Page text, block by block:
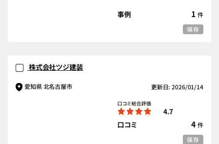
事例 1 件
保存
株式会社ツジ建装
愛知県 北名古屋市 更新日: 2026/01/14
口コミ総合評価
4.7
口コミ
4 件
保存